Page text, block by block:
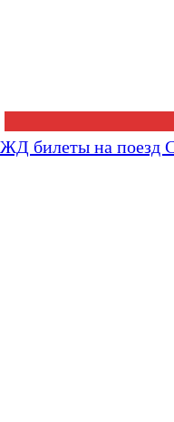
ЖД билеты на поезд